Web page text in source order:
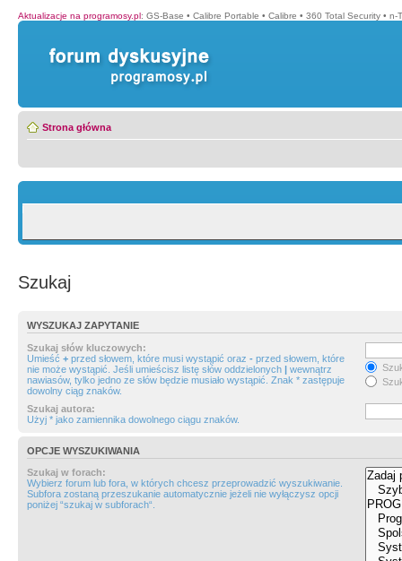
Aktualizacje na programosy.pl: GS-Base • Calibre Portable • Calibre • 360 Total Security • n-
Strona główna
Szukaj
WYSZUKAJ ZAPYTANIE
Szukaj słów kluczowych:
Umieść + przed słowem, które musi wystąpić oraz - przed słowem, które
nie może wystąpić. Jeśli umieścisz listę słów oddzielonych | wewnątrz
nawiasów, tylko jedno ze słów będzie musiało wystąpić. Znak * zastępuje
dowolny ciąg znaków.
Szukaj autora:
Użyj * jako zamiennika dowolnego ciągu znaków.
OPCJE WYSZUKIWANIA
Szukaj w forach:
Wybierz forum lub fora, w których chcesz przeprowadzić wyszukiwanie.
Subfora zostaną przeszukanie automatycznie jeżeli nie wyłączysz opcji
poniżej “szukaj w subforach“.